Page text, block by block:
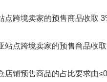
跨境卖家的预售商品收
点跨境卖家的预售商品
铺预售商品的占比要求由